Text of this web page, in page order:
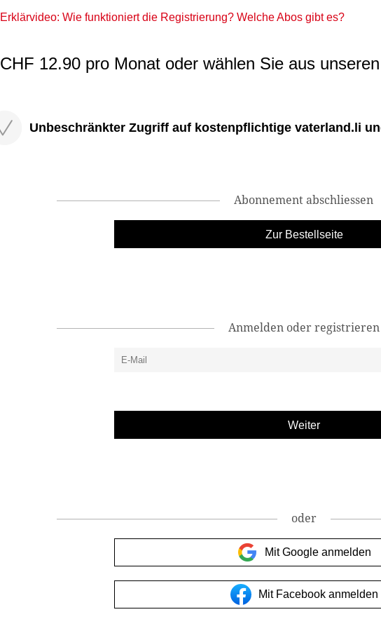
Erklärvideo: Wie funktioniert die Registrierung? Welche Abos gibt es?
CHF 12.90 pro Monat oder wählen Sie aus
Unbeschränkter Zugriff auf kostenpflichtige vaterland.li
Abonnement abschliessen
Zur Bestellseite
Anmelden oder registrieren
oder
Mit Google anmelden
Mit Facebook anmelden